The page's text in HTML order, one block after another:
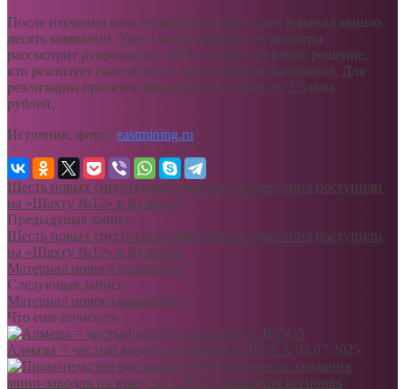
После изучения всех поданных бизнес-идей в финал вышло
десять компаний. Уже в конце февраля их проекты
рассмотрит руководство «ВГК» и будет принято решение,
кто реализует свои идеи на предприятиях Компании. Для
реализации проектов финалисты получат до 2,5 млн.
рублей.
Источник, фото: eastmining.ru
Шесть новых снегогенераторов пылеподавления поступили
на «Шахту №12» в Кузбассе
Предыдущая запись
Шесть новых снегогенераторов пылеподавления поступили
на «Шахту №12» в Кузбассе
Материал нового поколения
Следующая запись
Материал нового поколения
Что еще почитать
Алмазы = чистый воздух: открытие АЛРОСА 02.07.2025